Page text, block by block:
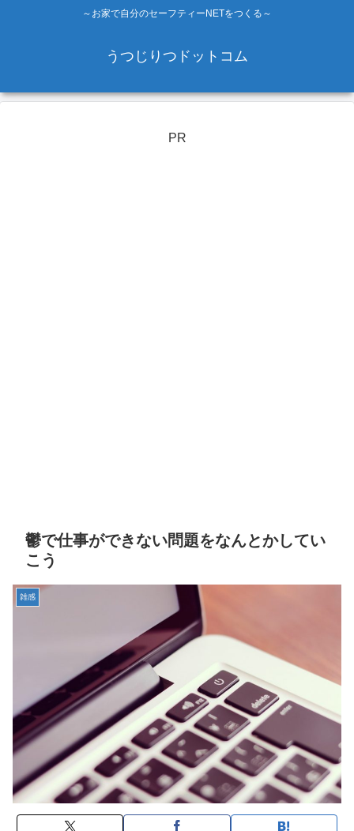
～お家で自分のセーフティーNETをつくる～
うつじりつドットコム
PR
鬱で仕事ができない問題をなんとかしてい
こう
雑感